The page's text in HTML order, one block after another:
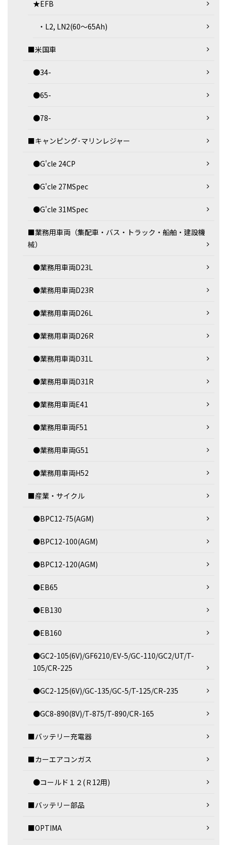
★EFB
・L2, LN2(60～65Ah)
■米国車
●34-
●65-
●78-
■キャンピング･マリンレジャー
●G'cle 24CP
●G'cle 27MSpec
●G'cle 31MSpec
■業務用車両（集配車・バス・トラック・船舶・建設機
械）
●業務用車両D23L
●業務用車両D23R
●業務用車両D26L
●業務用車両D26R
●業務用車両D31L
●業務用車両D31R
●業務用車両E41
●業務用車両F51
●業務用車両G51
●業務用車両H52
■産業・サイクル
●BPC12-75(AGM)
●BPC12-100(AGM)
●BPC12-120(AGM)
●EB65
●EB130
●EB160
●GC2-105(6V)/GF6210/EV-5/GC-110/GC2/UT/T-
105/CR-225
●GC2-125(6V)/GC-135/GC-5/T-125/CR-235
●GC8-890(8V)/T-875/T-890/CR-165
■バッテリー充電器
■カーエアコンガス
●コールド１２(Ｒ12用)
■バッテリー部品
■OPTIMA